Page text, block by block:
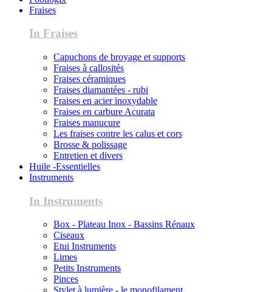
Fraises
In Fraises
Capuchons de broyage et supports
Fraises à callosités
Fraises céramiques
Fraises diamantées - rubi
Fraises en acier inoxydable
Fraises en carbure Acurata
Fraises manucure
Les fraises contre les calus et cors
Brosse & polissage
Entretien et divers
Huile -Essentielles
Instruments
In Instruments
Box - Plateau Inox - Bassins Rénaux
Ciseaux
Etui Instruments
Limes
Petits Instruments
Pinces